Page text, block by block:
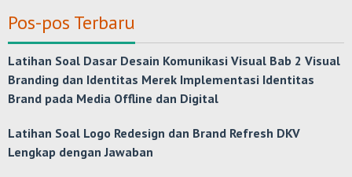
Pos-pos Terbaru
Latihan Soal Dasar Desain Komunikasi Visual Bab 2 Visual
Branding dan Identitas Merek Implementasi Identitas
Brand pada Media Offline dan Digital
Latihan Soal Logo Redesign dan Brand Refresh DKV
Lengkap dengan Jawaban